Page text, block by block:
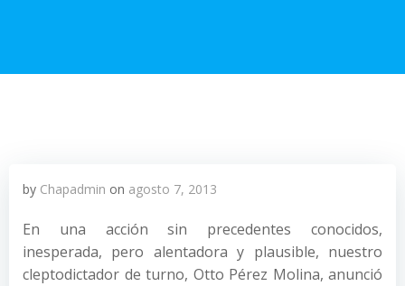
by Chapadmin on agosto 7, 2013
En una acción sin precedentes conocidos,
inesperada, pero alentadora y plausible, nuestro
cleptodictador de turno, Otto Pérez Molina, anunció